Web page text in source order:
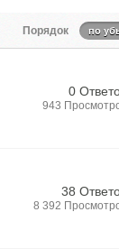
Порядок по
0
943
38
8 392